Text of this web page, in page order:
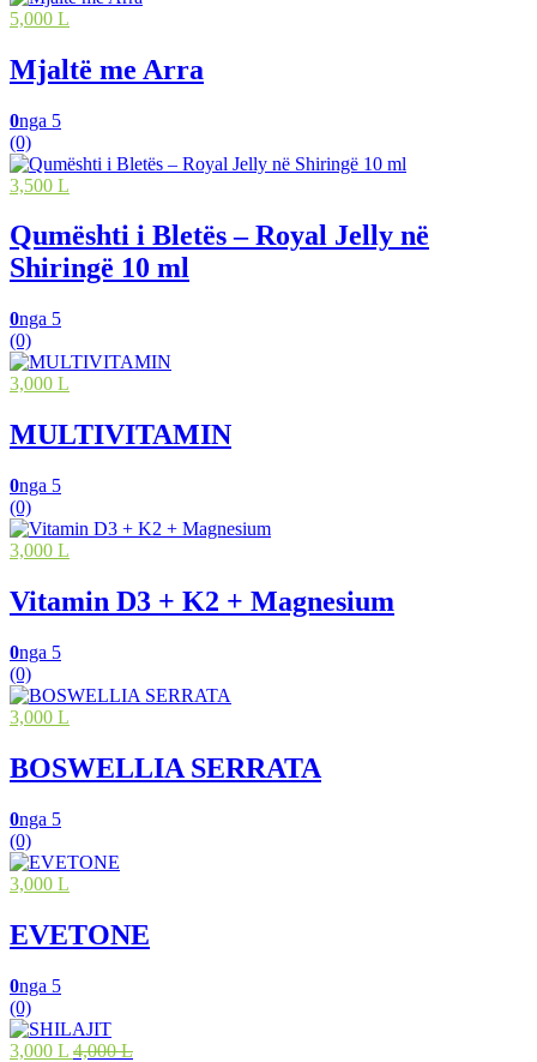
5,000 L
Mjaltë me Arra
0nga 5
(0)
3,500 L
Qumështi i Bletës – Royal Jelly në
Shiringë 10 ml
0nga 5
(0)
3,000 L
MULTIVITAMIN
0nga 5
(0)
3,000 L
Vitamin D3 + K2 + Magnesium
0nga 5
(0)
3,000 L
BOSWELLIA SERRATA
0nga 5
(0)
3,000 L
EVETONE
0nga 5
(0)
3,000 L 4,000 L